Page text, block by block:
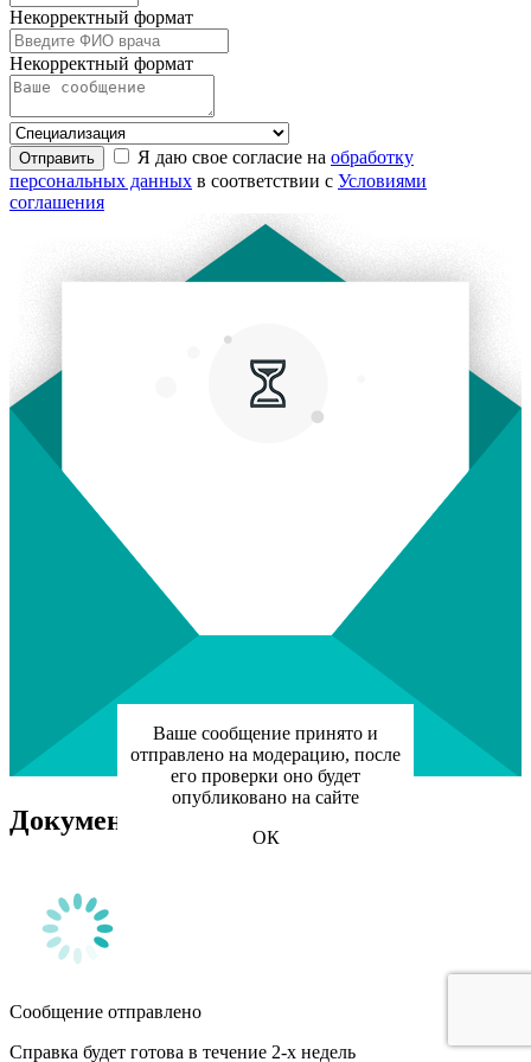
Некорректный формат
Некорректный формат
Отправить Я даю свое согласие на обработку
персональных данных в соответствии с Условиями
соглашения
Ваше сообщение принято и
отправлено на модерацию, после
его проверки оно будет
опубликовано на сайте
ОК
Документы для налоговой
Сообщение отправлено
Справка будет готова в течение 2-х недель